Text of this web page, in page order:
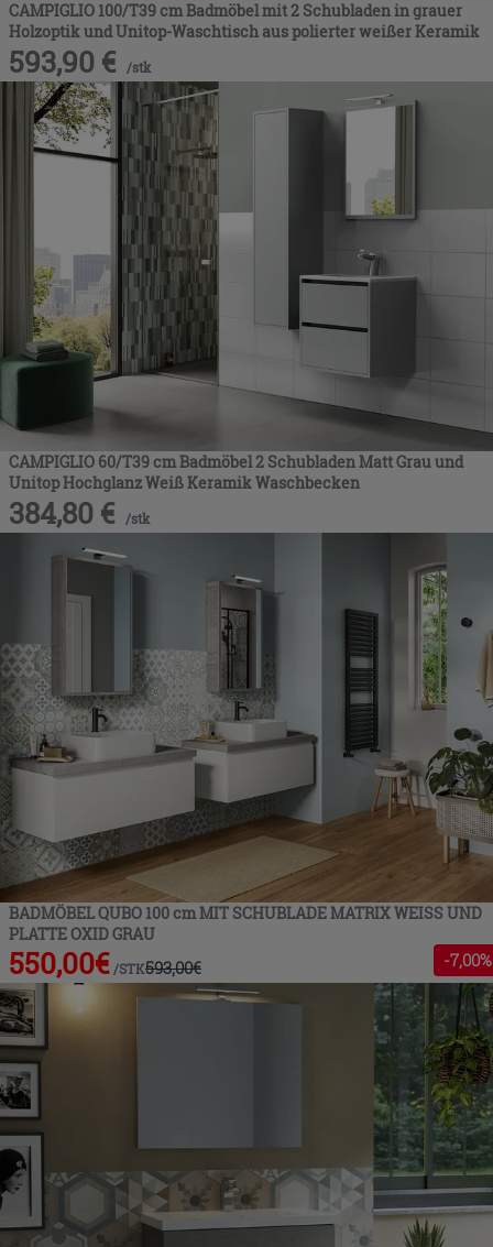
CAMPIGLIO 100/T39 cm Badmöbel mit 2 Schubladen in grauer
Holzoptik und Unitop-Waschtisch aus polierter weißer Keramik
593,90 € /stk
CAMPIGLIO 60/T39 cm Badmöbel 2 Schubladen Matt Grau und
Unitop Hochglanz Weiß Keramik Waschbecken
384,80 € /stk
BADMÖBEL QUBO 100 cm MIT SCHUBLADE MATRIX WEISS UND
PLATTE OXID GRAU
550,00€ /STK593,00€ -7,00%